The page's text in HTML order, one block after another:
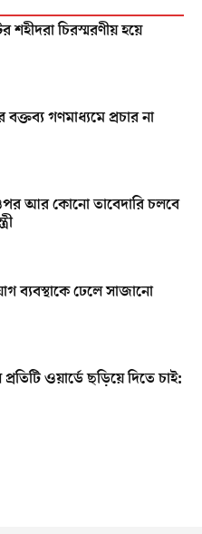
চিরস্মরণীয় হয়ে
গণমাধ্যমে প্রচার না
আর কোনো তাবেদারি চলবে
ব্যবস্থাকে ঢেলে সাজানো
ওয়ার্ডে ছড়িয়ে দিতে চাই: